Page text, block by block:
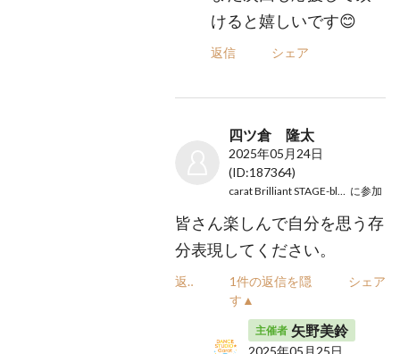
けると嬉しいです😊
返信 シェア
四ツ倉 隆太
2025年05月24日
(ID:187364)
に参加
皆さん楽しんで自分を思う存
分表現してください。
返信
1件の返信を隠
す▲
シェア
主催者 矢野美鈴
2025年05月25日